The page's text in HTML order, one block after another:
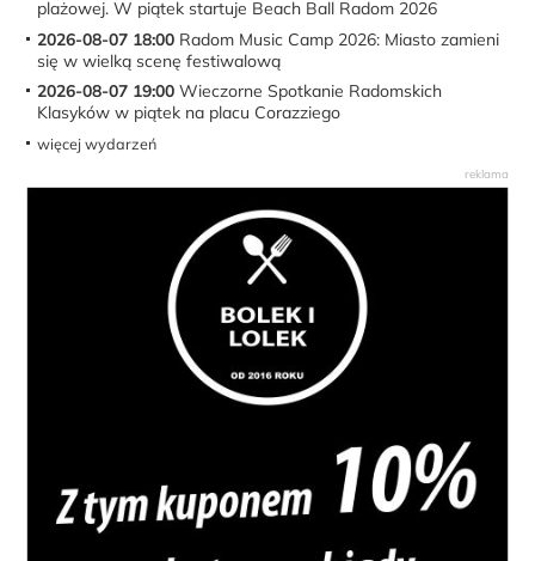
plażowej. W piątek startuje Beach Ball Radom 2026
2026-08-07 18:00 Radom Music Camp 2026: Miasto zamieni
się w wielką scenę festiwalową
2026-08-07 19:00 Wieczorne Spotkanie Radomskich
Klasyków w piątek na placu Corazziego
więcej wydarzeń